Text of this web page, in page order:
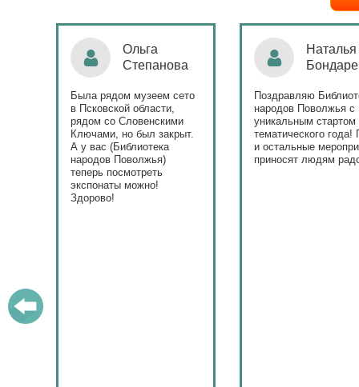
Ольга
Степанова
Была рядом музеем сето
в Псковской области,
рядом со Словенскими
Ключами, но был закрыт.
А у вас (Библиотека
народов Поволжья)
теперь посмотреть
экспонаты можно!
Здорово!
Наталья
Поздравляю
народов Поволжья с
уникальным стартом
тематического года!
и остальные
приносят людям